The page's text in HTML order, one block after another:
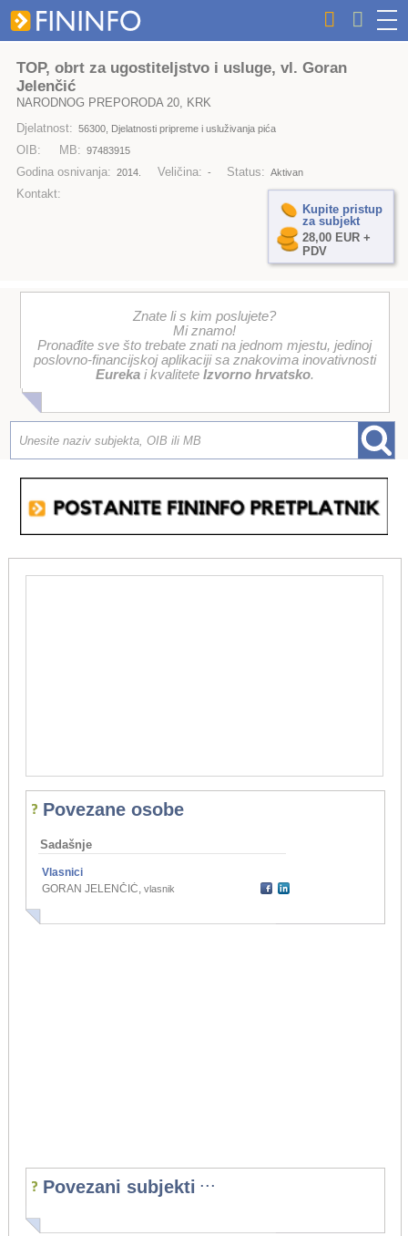
TOP, obrt za ugostiteljstvo i usluge, vl. Goran
Jelenčić
NARODNOG PREPORODA 20, KRK
Djelatnost: 56300, Djelatnosti pripreme i usluživanja pića
OIB: MB: 97483915
Godina osnivanja: 2014. Veličina: - Status: Aktivan
Kontakt:
Kupite pristup
za subjekt
28,00 EUR +
PDV
Znate li s kim poslujete?
Mi znamo!
Pronađite sve što trebate znati na jednom mjestu, jedinoj
poslovno-financijskoj aplikaciji sa znakovima inovativnosti
Eurekai kvalitete Izvorno hrvatsko.
Povezane osobe
Sadašnje
Vlasnici
GORAN JELENČIĆ, vlasnik
Povezani subjekti ...